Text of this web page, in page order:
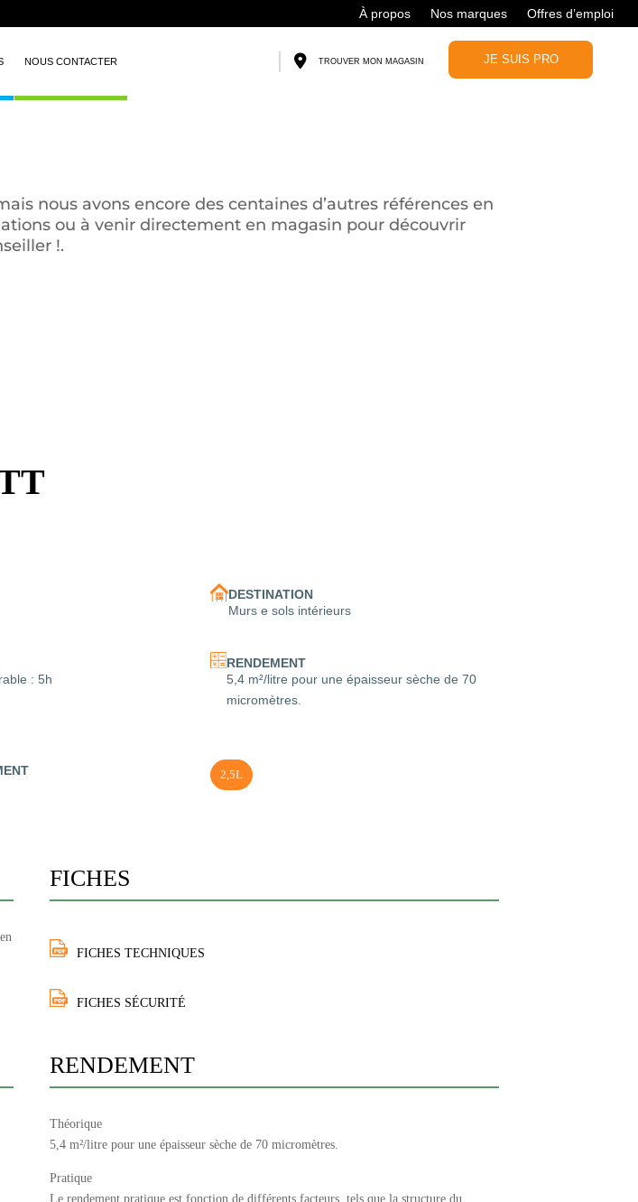
À propos Nos marques Offres d’emploi
NOUS CONTACTER TROUVER MON MAGASIN JE SUIS PRO
nous avons encore des centaines d’autres références en
ou à venir directement en magasin pour découvrir
!.
DESTINATION
Murs e sols intérieurs
: 5h
RENDEMENT
5,4 m²/litre pour une épaisseur sèche de 70
micromètres.
2,5L
FICHES
FICHES TECHNIQUES
FICHES SÉCURITÉ
RENDEMENT
Théorique
5,4 m²/litre pour une épaisseur sèche de 70 micromètres.
Pratique
Le rendement pratique est fonction de différents facteurs, tels que la structure du